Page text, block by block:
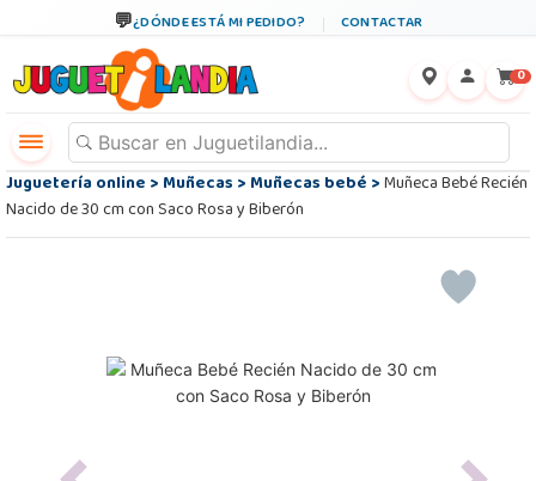
¿DÓNDE ESTÁ MI PEDIDO? CONTACTAR
0
Juguetería online>Muñecas>Muñecas bebé>Muñeca Bebé Recién
Nacido de 30 cm con Saco Rosa y Biberón